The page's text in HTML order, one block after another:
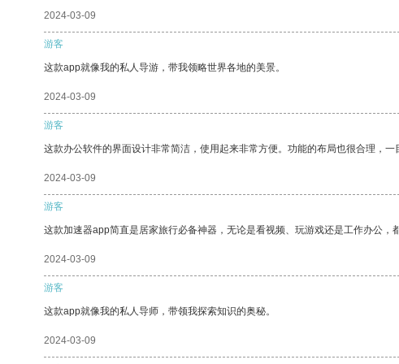
2024-03-09
游客
这款app就像我的私人导游，带我领略世界各地的美景。
2024-03-09
游客
这款办公软件的界面设计非常简洁，使用起来非常方便。功能的布局也很合理，一
2024-03-09
游客
这款加速器app简直是居家旅行必备神器，无论是看视频、玩游戏还是工作办公，
2024-03-09
游客
这款app就像我的私人导师，带领我探索知识的奥秘。
2024-03-09